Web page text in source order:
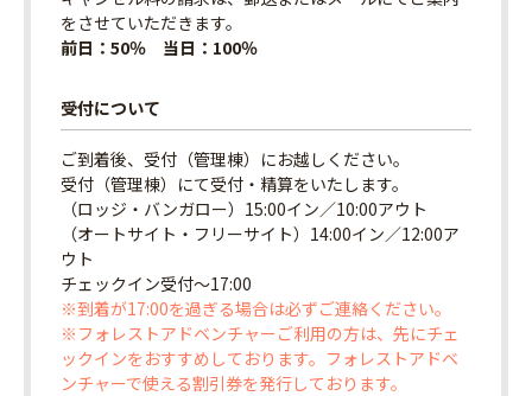
をさせていただきます。
前日：50％ 当日：100％
受付について
ご到着後、受付（管理棟）にお越しください。
受付（管理棟）にて受付・精算をいたします。
（ロッジ・バンガロー）15:00イン／10:00アウト
（オートサイト・フリーサイト）14:00イン／12:00ア
ウト
チェックイン受付〜17:00
※到着が17:00を過ぎる場合は必ずご連絡ください。
※フォレストアドベンチャーご利用の方は、先にチェ
ックインをおすすめしております。フォレストアドベ
ンチャーで使える割引券を発行しております。